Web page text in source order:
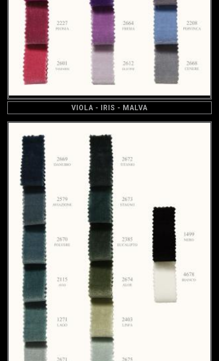
VIOLA - IRIS - MALVA